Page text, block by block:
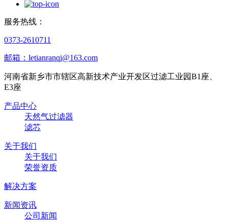
服务热线：
0373-2610711
邮箱：letianranqi@163.com
河南省新乡市市辖区高新技术产业开发区过滤工业园B1座、
E3座
产品中心
天然气过滤器
滤芯
关于我们
关于我们
荣誉资质
解决方案
新闻资讯
公司新闻